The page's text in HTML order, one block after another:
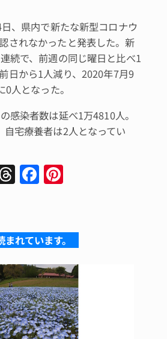
、県内で新たな新型コロナウ
されなかったと発表した。新
続で、前週の同じ曜日と比べ1
日から1人減り、2020年7月9
人となった。
感染者数は延べ1万4810人。
宅療養者は2人となってい
T
a
d
s
F
e
b
o
o
k
re
st
れています。